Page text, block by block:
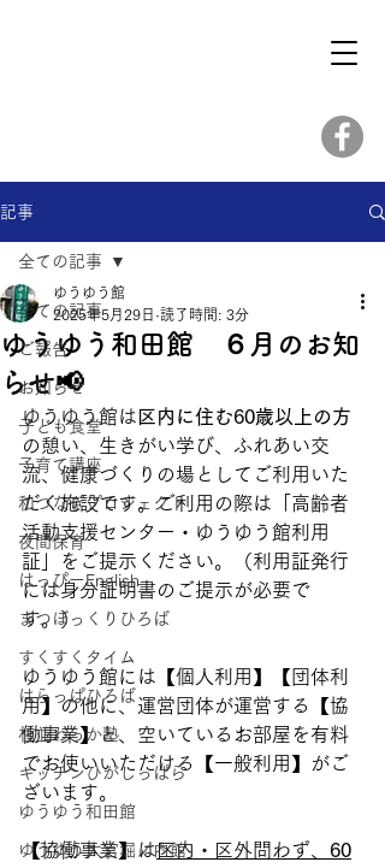
記事
全ての記事
ご報告
お知らせ
子ども食堂
子育て講座
和つなぎプロジェクト
夜間保育
はっぴーEnglish
まつぼっくりひろば
すくすくタイム
はらっぱひろば
杉並わっか塾
キッチンひがしっぱら
ゆうゆう和田館
ゆうゆう大宮堀ノ内館
全ての記事
ゆうゆう和田館 ６月のお知
らせ📢
ゆうゆう館
2025年5月29日 読了時間: 3分
ゆうゆう館は 区内に住む60歳以上の方
の憩い、生きがい学び、ふれあい交
流、健康づくりの場としてご利用いた
だく施設です。ご利用の際は「高齢者
活動支援センター・ゆうゆう館利用
証」をご提示ください。（利用証発行
には身分証明書のご提示が必要で
す。）
ゆうゆう館には【個人利用】【団体利
用】の他に、運営団体が運営する【協
働事業】と、空いているお部屋を有料
でお使いいただける【一般利用】がご
ざいます。
【協働事業】は区内・区外問わず、 60